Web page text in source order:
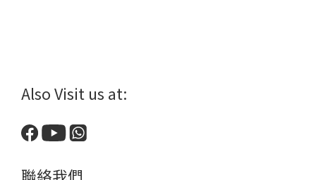
Also Visit us at:
聯絡我們